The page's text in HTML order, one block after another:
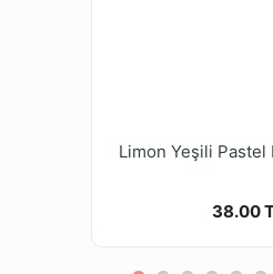
Limon Yeşili Pastel
38.00